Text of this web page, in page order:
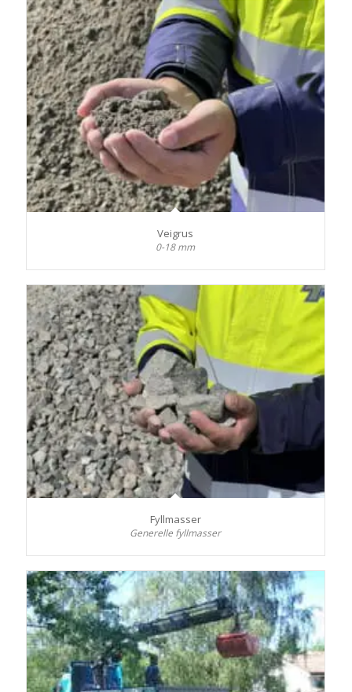
Veigrus
0-18 mm
Fyllmasser
Generelle fyllmasser